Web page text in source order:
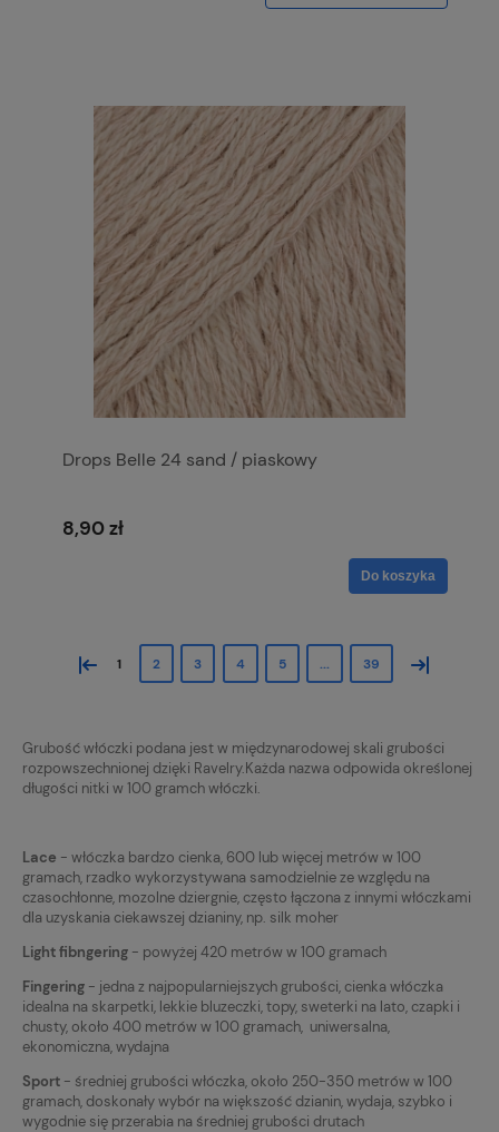
Drops Belle 24 sand / piaskowy
8,90 zł
Do koszyka
« 1 2 3 4 5 ... 39 »
Grubość włóczki podana jest w międzynarodowej skali grubości
rozpowszechnionej dzięki Ravelry.Każda nazwa odpowida określonej
długości nitki w 100 gramch włóczki.
Lace - włóczka bardzo cienka, 600 lub więcej metrów w 100
gramach, rzadko wykorzystywana samodzielnie ze względu na
czasochłonne, mozolne dziergnie, często łączona z innymi włóczkami
dla uzyskania ciekawszej dzianiny, np. silk moher
Light fibngering - powyżej 420 metrów w 100 gramach
Fingering - jedna z najpopularniejszych grubości, cienka włóczka
idealna na skarpetki, lekkie bluzeczki, topy, sweterki na lato, czapki i
chusty, około 400 metrów w 100 gramach, uniwersalna,
ekonomiczna, wydajna
Sport - średniej grubości włóczka, około 250-350 metrów w 100
gramach, doskonały wybór na większość dzianin, wydaja, szybko i
wygodnie się przerabia na średniej grubości drutach